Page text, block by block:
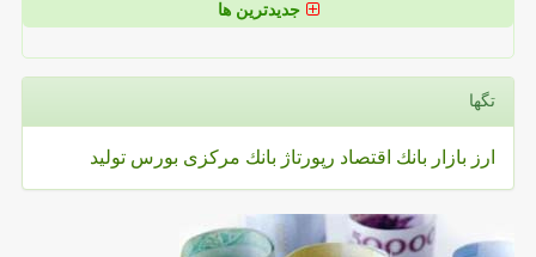
جدیدترین ها
تگها
ارز بازار بانك اقتصاد رپورتاژ بانك مركزی بورس تولید